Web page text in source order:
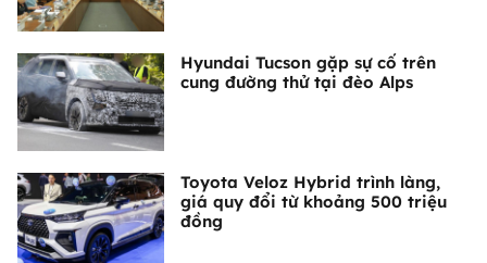
Hyundai Tucson gặp sự cố trên
cung đường thử tại đèo Alps
Toyota Veloz Hybrid trình làng,
giá quy đổi từ khoảng 500 triệu
đồng